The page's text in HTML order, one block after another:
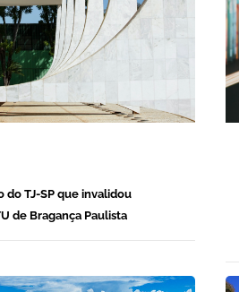
do TJ-SP que invalidou
de Bragança Paulista